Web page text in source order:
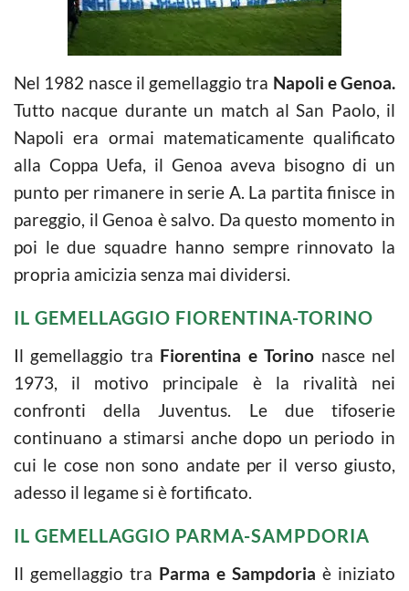
Nel 1982 nasce il gemellaggio tra Napoli e Genoa.
Tutto nacque durante un match al San Paolo, il
Napoli era ormai matematicamente qualificato
alla Coppa Uefa, il Genoa aveva bisogno di un
punto per rimanere in serie A. La partita finisce in
pareggio, il Genoa è salvo. Da questo momento in
poi le due squadre hanno sempre rinnovato la
propria amicizia senza mai dividersi.
IL GEMELLAGGIO FIORENTINA-TORINO
Il gemellaggio tra Fiorentina e Torino nasce nel
1973, il motivo principale è la rivalità nei
confronti della Juventus. Le due tifoserie
continuano a stimarsi anche dopo un periodo in
cui le cose non sono andate per il verso giusto,
adesso il legame si è fortificato.
IL GEMELLAGGIO PARMA-SAMPDORIA
Il gemellaggio tra Parma e Sampdoria è iniziato